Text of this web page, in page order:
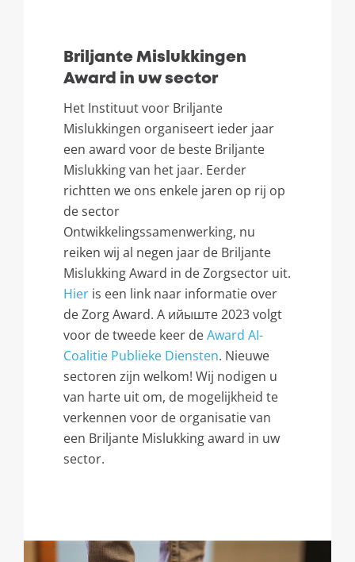
Briljante Mislukkingen
Award in uw sector
Het Instituut voor Briljante
Mislukkingen organiseert ieder jaar
een award voor de beste Briljante
Mislukking van het jaar. Eerder
richtten we ons enkele jaren op rij op
de sector
Ontwikkelingssamenwerking, nu
reiken wij al negen jaar de Briljante
Mislukking Award in de Zorgsector uit.
Hier is een link naar informatie over
de Zorg Award. А ийыште 2023volgt
voor de tweede keer deAward AI-
Coalitie Publieke Diensten. Nieuwe
sectoren zijn welkom! Wij nodigen u
van harte uit om, de mogelijkheid te
verkennen voor de organisatie van
een Briljante Mislukking award in uw
sector.